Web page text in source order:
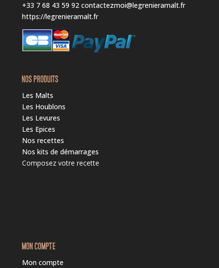
+33 7 68 43 59 92 contactezmoi@legrenieramalt.fr
https://legrenieramalt.fr
NOS PRODUITS
Les Malts
Les Houblons
Les Levures
Les Epices
Nos recettes
Nos kits de démarrages
Composez votre recette
MON COMPTE
Mon compte